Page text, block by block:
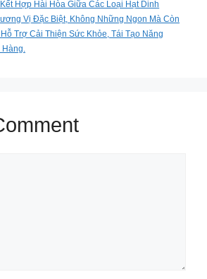
Hợp Hài Hòa Giữa Các Loại Hạt Dinh
Vị Đặc Biệt, Không Những Ngon Mà Còn
Trợ Cải Thiện Sức Khỏe, Tái Tạo Năng
Hàng.